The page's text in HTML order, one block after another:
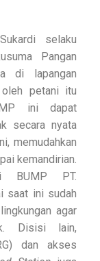
selaku
Pangan
di lapangan
oleh petani itu
ini dapat
secara nyata
memudahkan
kemandirian.
BUMP PT.
saat ini sudah
agar
Disisi lain,
dan akses